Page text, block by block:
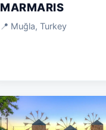
MARMARIS
📍 Muğla, Turkey